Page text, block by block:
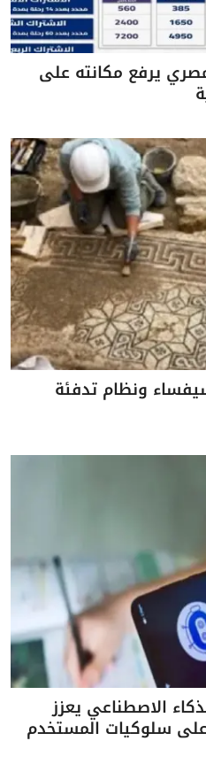
يرفع مكانته على
ونظام تدفئة
الاصطناعي يعزز
سلوكيات المستخدم